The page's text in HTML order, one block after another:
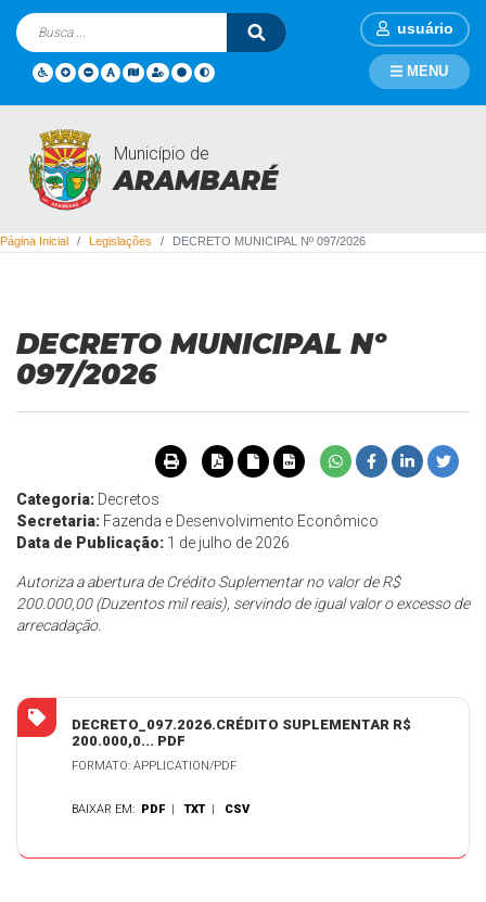
usuário
Município de
ARAMBARÉ
MENU
Legislações
Página Inicial Legislações DECRETO MUNICIPAL Nº 097/2026
DECRETO MUNICIPAL Nº
097/2026
Categoria: Decretos
Secretaria: Fazenda e Desenvolvimento Econômico
Data de Publicação: 1 de julho de 2026
Autoriza a abertura de Crédito Suplementar no valor de R$
200.000,00 (Duzentos mil reais), servindo de igual valor o excesso de
arrecadação.
DECRETO_097.2026.CRÉDITO SUPLEMENTAR R$
200.000,0... PDF
FORMATO: APPLICATION/PDF
BAIXAR EM: PDF |TXT | CSV